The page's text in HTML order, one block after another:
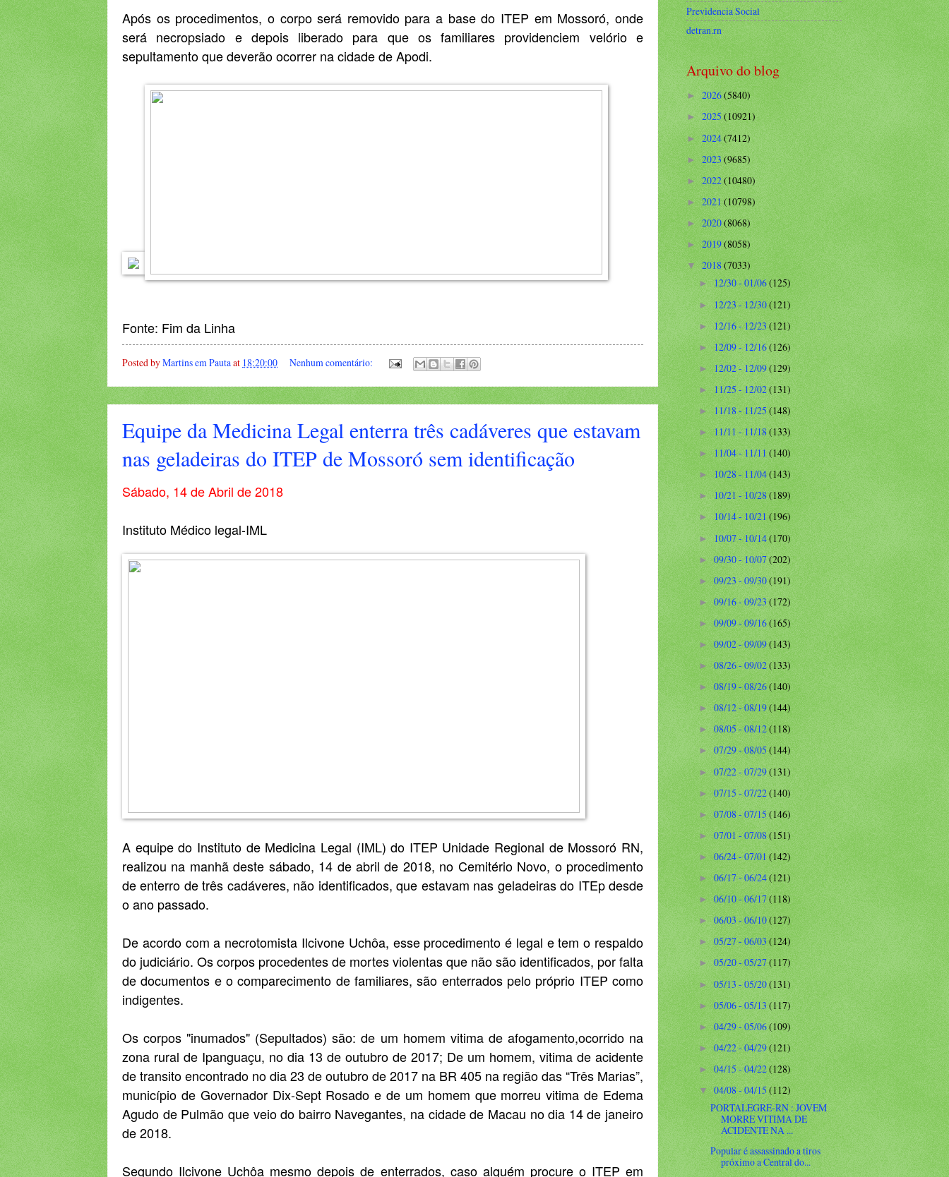
Após os procedimentos, o corpo será removido para a base do ITEP em Mossoró, onde
será necropsiado e depois liberado para que os familiares providenciem velório e
sepultamento que deverão ocorrer na cidade de Apodi.
Fonte: Fim da Linha
Posted byMartins em Pautaat 18:20:00 Nenhum comentário:
Equipe da Medicina Legal enterra três cadáveres que estavam
nas geladeiras do ITEP de Mossoró sem identificação
Sábado, 14 de Abril de 2018
Instituto Médico legal-IML
A equipe do Instituto de Medicina Legal (IML) do ITEP Unidade Regional de Mossoró RN,
realizou na manhã deste sábado, 14 de abril de 2018, no Cemitério Novo, o procedimento
de enterro de três cadáveres, não identificados, que estavam nas geladeiras do ITEp desde
o ano passado.
De acordo com a necrotomista Ilcivone Uchôa, esse procedimento é legal e tem o respaldo
do judiciário. Os corpos procedentes de mortes violentas que não são identificados, por falta
de documentos e o comparecimento de familiares, são enterrados pelo próprio ITEP como
indigentes.
Os corpos "inumados" (Sepultados) são: de um homem vitima de afogamento,ocorrido na
zona rural de Ipanguaçu, no dia 13 de outubro de 2017; De um homem, vitima de acidente
de transito encontrado no dia 23 de outubro de 2017 na BR 405 na região das “Três Marias”,
município de Governador Dix-Sept Rosado e de um homem que morreu vitima de Edema
Agudo de Pulmão que veio do bairro Navegantes, na cidade de Macau no dia 14 de janeiro
de 2018.
Segundo Ilcivone Uchôa mesmo depois de enterrados, caso alguém procure o ITEP em
Previdencia Social
detran.rn
Arquivo do blog
► 2026(5840)
►2025(10921)
►2024(7412)
►2023(9685)
►2022(10480)
►2021(10798)
► 2020(8068)
►2019(8058)
▼2018(7033)
►12/30 - 01/06(125)
►12/23 - 12/30(121)
►12/16 - 12/23(121)
►12/09 - 12/16(126)
►12/02 - 12/09(129)
►11/25 - 12/02(131)
►11/18 - 11/25(148)
►11/11 - 11/18(133)
►11/04 - 11/11(140)
►10/28 - 11/04(143)
►10/21 - 10/28(189)
►10/14 - 10/21(196)
►10/07 - 10/14(170)
►09/30 - 10/07(202)
►09/23 - 09/30(191)
►09/16 - 09/23(172)
►09/09 - 09/16(165)
► 09/02 - 09/09(143)
►08/26 - 09/02(133)
►08/19 - 08/26(140)
►08/12 - 08/19(144)
►08/05 - 08/12(118)
►07/29 - 08/05(144)
►07/22 - 07/29(131)
►07/15 - 07/22(140)
►07/08 - 07/15(146)
►07/01 - 07/08(151)
► 06/24 - 07/01(142)
►06/17 - 06/24(121)
►06/10 - 06/17(118)
►06/03 - 06/10(127)
►05/27 - 06/03 (124)
►05/20 - 05/27(117)
►05/13 - 05/20(131)
►05/06 - 05/13(117)
►04/29 - 05/06(109)
►04/22 - 04/29(121)
► 04/15 - 04/22(128)
▼04/08 - 04/15(112)
PORTALEGRE-RN : JOVEM
MORRE VITIMA DE
ACIDENTE NA ...
Popular é assassinado a tiros
próximo a Central do...